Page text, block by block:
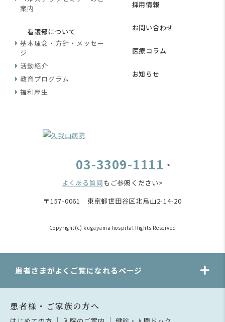
案内
看護部について
基本理念・方針・メッセー
ジ
活動紹介
教育プログラム
福利厚生
採用情報
お問い合わせ
医療コラム
お知らせ
03-3309-1111 <
よくある質問もご参照ください>
〒157-0061 東京都世田谷区北烏山2-14-20
Copyright(c) kugayama hospital Rights Reserved
患者さまがよくご覧になれるページ
患者様・ご家族の方へ